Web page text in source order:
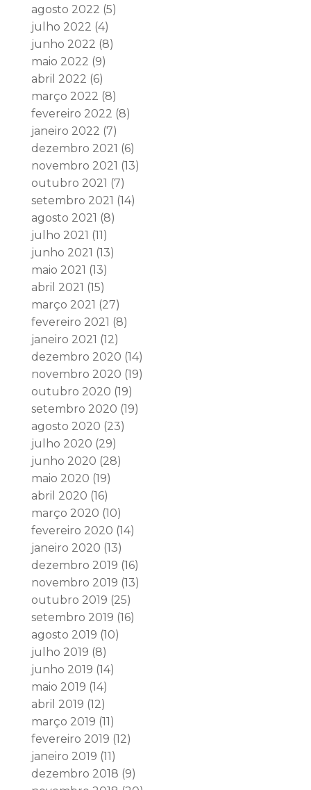
agosto 2022 (5)
julho 2022 (4)
junho 2022 (8)
maio 2022 (9)
abril 2022 (6)
março 2022 (8)
fevereiro 2022 (8)
janeiro 2022 (7)
dezembro 2021 (6)
novembro 2021 (13)
outubro 2021 (7)
setembro 2021 (14)
agosto 2021 (8)
julho 2021 (11)
junho 2021 (13)
maio 2021 (13)
abril 2021 (15)
março 2021 (27)
fevereiro 2021 (8)
janeiro 2021 (12)
dezembro 2020 (14)
novembro 2020 (19)
outubro 2020 (19)
setembro 2020 (19)
agosto 2020 (23)
julho 2020 (29)
junho 2020 (28)
maio 2020 (19)
abril 2020 (16)
março 2020 (10)
fevereiro 2020 (14)
janeiro 2020 (13)
dezembro 2019 (16)
novembro 2019 (13)
outubro 2019 (25)
setembro 2019 (16)
agosto 2019 (10)
julho 2019 (8)
junho 2019 (14)
maio 2019 (14)
abril 2019 (12)
março 2019 (11)
fevereiro 2019 (12)
janeiro 2019 (11)
dezembro 2018 (9)